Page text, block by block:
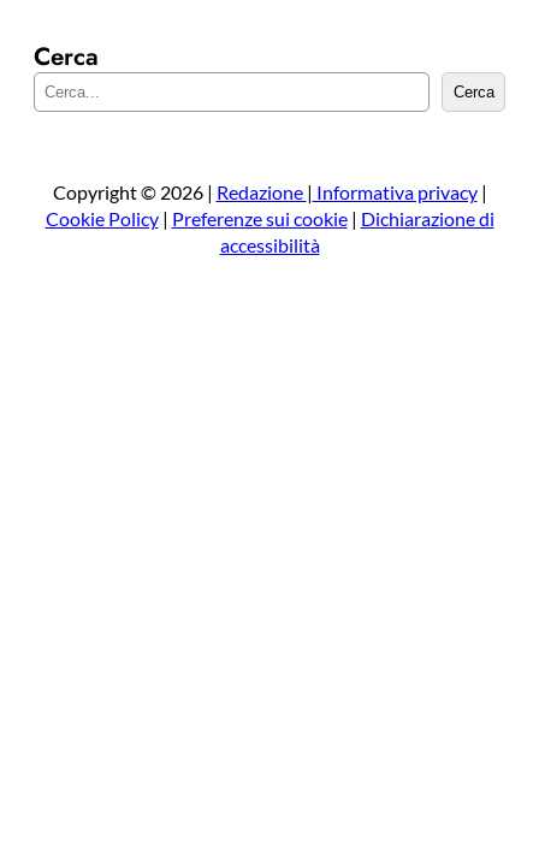
Cerca
e
a
Cerca
Copyright © 2026 | Redazione | Informativa privacy|
Cookie Policy| Preferenze sui cookie| Dichiarazione di
accessibilità